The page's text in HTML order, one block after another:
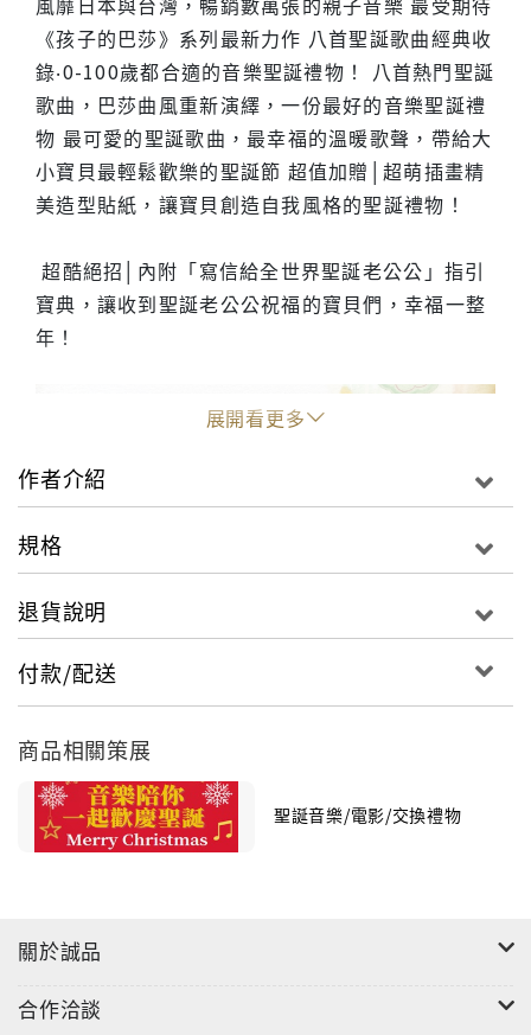
《孩子的巴莎》系列最新力作 八首聖誕歌曲經典收
錄‧0-100歲都合適的音樂聖誕禮物！ 八首熱門聖誕
歌曲，巴莎曲風重新演繹，一份最好的音樂聖誕禮
物 最可愛的聖誕歌曲，最幸福的溫暖歌聲，帶給大
小寶貝最輕鬆歡樂的聖誕節 超值加贈│超萌插畫精
美造型貼紙，讓寶貝創造自我風格的聖誕禮物！
超酷絕招│內附「寫信給全世界聖誕老公公」指引
寶典，讓收到聖誕老公公祝福的寶貝們，幸福一整
年！
"
展開看更多
作者介紹
規格
退貨說明
付款/配送
商品相關策展
聖誕音樂/電影/交換禮物
關於誠品
合作洽談